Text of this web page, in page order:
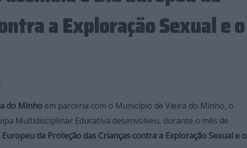
a Exploração Sexual e o
do Minho em parceria com o Município de Vieira do Minho, o
Multidisciplinar Educativa desenvolveu, durante o mês de
Europeu da Proteção das Crianças contra a Exploração Sexual e o